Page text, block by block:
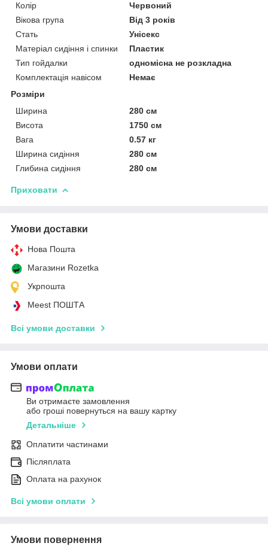
Колір
Червоний
Вікова група
Від 3 років
Стать
Унісекс
Матеріал сидіння і спинки
Пластик
Тип гойдалки
одномісна не розкладна
Комплектація навісом
Немає
Розміри
Ширина
280 см
Висота
1750 см
Вага
0.57 кг
Ширина сидіння
280 см
Глибина сидіння
280 см
Приховати
Умови доставки
Нова Пошта
Магазини Rozetka
Укрпошта
Meest ПОШТА
Всі умови доставки
Умови оплати
Ви отримаєте замовлення
або гроші повернуться на вашу картку
Детальніше
Оплатити частинами
Післяплата
Оплата на рахунок
Всі умови оплати
Умови повернення